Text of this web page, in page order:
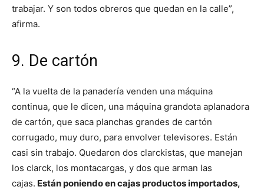
trabajar. Y son todos obreros que quedan en la calle”,
afirma.
9. De cartón
“A la vuelta de la panadería venden una máquina
continua, que le dicen, una máquina grandota aplanadora
de cartón, que saca planchas grandes de cartón
corrugado, muy duro, para envolver televisores. Están
casi sin trabajo. Quedaron dos clarckistas, que manejan
los clarck, los montacargas, y dos que arman las
cajas. Están poniendo en cajas productos importados,